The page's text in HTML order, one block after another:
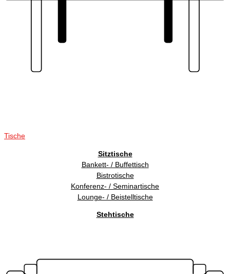
Tische
Sitztische
Bankett- / Buffettisch
Bistrotische
Konferenz- / Seminartische
Lounge- / Beistelltische
Stehtische